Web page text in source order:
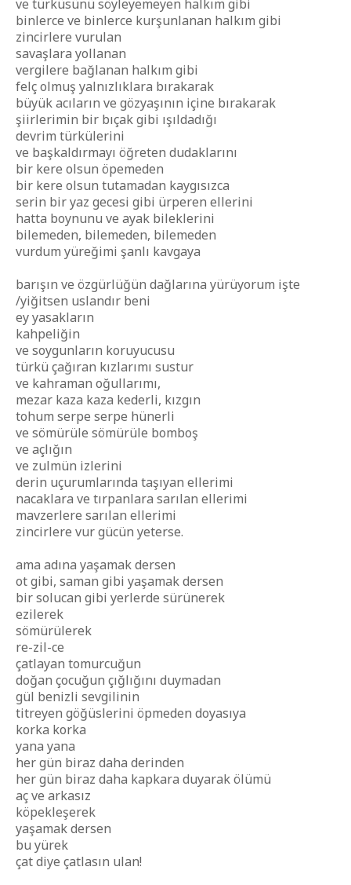
ve türküsünü söyleyemeyen halkım gibi
binlerce ve binlerce kurşunlanan halkım gibi
zincirlere vurulan
savaşlara yollanan
vergilere bağlanan halkım gibi
felç olmuş yalnızlıklara bırakarak
büyük acıların ve gözyaşının içine bırakarak
şiirlerimin bir bıçak gibi ışıldadığı
devrim türkülerini
ve başkaldırmayı öğreten dudaklarını
bir kere olsun öpemeden
bir kere olsun tutamadan kaygısızca
serin bir yaz gecesi gibi ürperen ellerini
hatta boynunu ve ayak bileklerini
bilemeden, bilemeden, bilemeden
vurdum yüreğimi şanlı kavgaya
barışın ve özgürlüğün dağlarına yürüyorum işte
/yiğitsen uslandır beni
ey yasakların
kahpeliğin
ve soygunların koruyucusu
türkü çağıran kızlarımı sustur
ve kahraman oğullarımı,
mezar kaza kaza kederli, kızgın
tohum serpe serpe hünerli
ve sömürüle sömürüle bomboş
ve açlığın
ve zulmün izlerini
derin uçurumlarında taşıyan ellerimi
nacaklara ve tırpanlara sarılan ellerimi
mavzerlere sarılan ellerimi
zincirlere vur gücün yeterse.
ama adına yaşamak dersen
ot gibi, saman gibi yaşamak dersen
bir solucan gibi yerlerde sürünerek
ezilerek
sömürülerek
re-zil-ce
çatlayan tomurcuğun
doğan çocuğun çığlığını duymadan
gül benizli sevgilinin
titreyen göğüslerini öpmeden doyasıya
korka korka
yana yana
her gün biraz daha derinden
her gün biraz daha kapkara duyarak ölümü
aç ve arkasız
köpekleşerek
yaşamak dersen
bu yürek
çat diye çatlasın ulan!